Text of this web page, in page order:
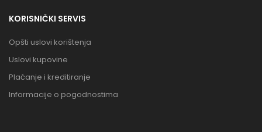
KORISNIČKI SERVIS
Opšti uslovi korištenja
Uslovi kupovine
Plaćanje i kreditiranje
Informacije o pogodnostima